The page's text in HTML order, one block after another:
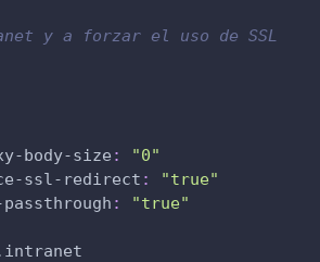
y a forzar el uso de SSL
body-size :
"0"
ssl-redirect :
"true"
:
"true"